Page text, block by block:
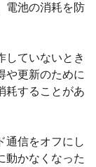
電池の消耗を防
していないとき
や更新のために
耗することがあ
通信をオフにし
動かなくなった